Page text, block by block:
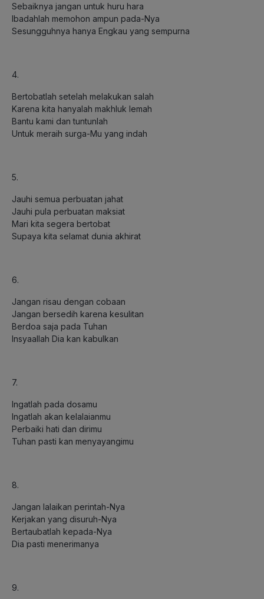
Sebaiknya jangan untuk huru hara
Ibadahlah memohon ampun pada-Nya
Sesungguhnya hanya Engkau yang sempurna
4.
Bertobatlah setelah melakukan salah
Karena kita hanyalah makhluk lemah
Bantu kami dan tuntunlah
Untuk meraih surga-Mu yang indah
5.
Jauhi semua perbuatan jahat
Jauhi pula perbuatan maksiat
Mari kita segera bertobat
Supaya kita selamat dunia akhirat
6.
Jangan risau dengan cobaan
Jangan bersedih karena kesulitan
Berdoa saja pada Tuhan
Insyaallah Dia kan kabulkan
7.
Ingatlah pada dosamu
Ingatlah akan kelalaianmu
Perbaiki hati dan dirimu
Tuhan pasti kan menyayangimu
8.
Jangan lalaikan perintah-Nya
Kerjakan yang disuruh-Nya
Bertaubatlah kepada-Nya
Dia pasti menerimanya
9.